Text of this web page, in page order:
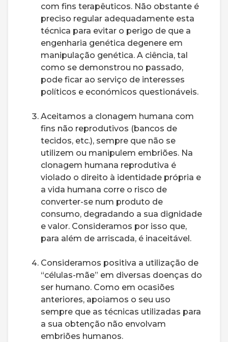
com fins terapêuticos. Não obstante é
preciso regular adequadamente esta
técnica para evitar o perigo de que a
engenharia genética degenere em
manipulação genética. A ciência, tal
como se demonstrou no passado,
pode ficar ao serviço de interesses
políticos e económicos questionáveis.
Aceitamos a clonagem humana com
fins não reprodutivos (bancos de
tecidos, etc.), sempre que não se
utilizem ou manipulem embriões. Na
clonagem humana reprodutiva é
violado o direito à identidade própria e
a vida humana corre o risco de
converter-se num produto de
consumo, degradando a sua dignidade
e valor. Consideramos por isso que,
para além de arriscada, é inaceitável.
Consideramos positiva a utilização de
“células-mãe” em diversas doenças do
ser humano. Como em ocasiões
anteriores, apoiamos o seu uso
sempre que as técnicas utilizadas para
a sua obtenção não envolvam
embriões humanos.